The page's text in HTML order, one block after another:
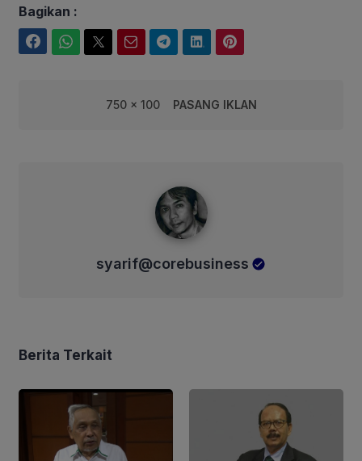
Bagikan :
750 x 100 PASANG IKLAN
syarif@corebusiness
Berita Terkait